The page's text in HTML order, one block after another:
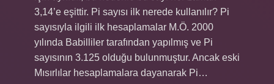
3,14’e eşittir. Pi sayısı ilk nerede kullanılır? Pi
sayısıyla ilgili ilk hesaplamalar M.Ö. 2000
yılında Babilliler tarafından yapılmış ve Pi
sayısının 3.125 olduğu bulunmuştur. Ancak eski
Mısırlılar hesaplamalara dayanarak Pi…